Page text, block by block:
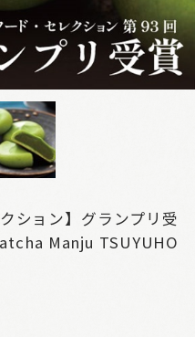
ション】グランプリ受
Manju TSUYUHO